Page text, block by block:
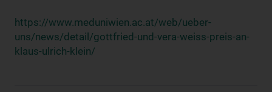
https://www.meduniwien.ac.at/web/ueber-
uns/news/detail/gottfried-und-vera-weiss-preis-an-
klaus-ulrich-klein/